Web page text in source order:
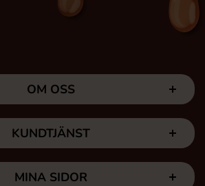
OM OSS
KUNDTJÄNST
MINA SIDOR